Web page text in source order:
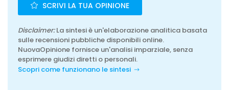
SCRIVI LA TUA OPINIONE
Disclaimer:La sintesi è un'elaborazione analitica basata
sulle recensioni pubbliche disponibili online.
NuovaOpinione fornisce un'analisi imparziale, senza
esprimere giudizi diretti o personali.
Scopri come funzionano le sintesi